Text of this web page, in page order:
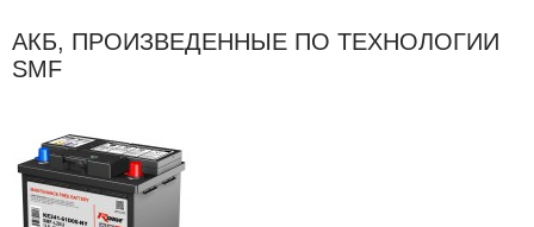
АКБ, ПРОИЗВЕДЕННЫЕ ПО ТЕХНОЛОГИИ
SMF